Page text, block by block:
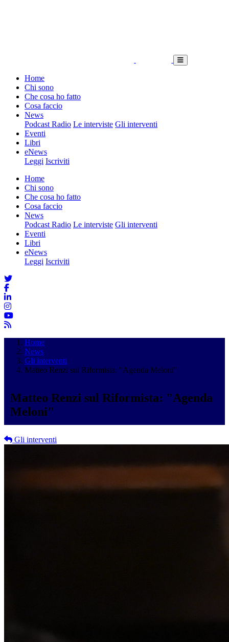
Home
Chi sono
Che cosa ho fatto
Cosa faccio
News
Podcast Radio Le interviste Gli interventi
Eventi
Libri
eNews
Leggi Iscriviti
Home
Chi sono
Che cosa ho fatto
Cosa faccio
News
Podcast Radio Le interviste Gli interventi
Eventi
Libri
eNews
Leggi Iscriviti
Home
News
Gli interventi
Matteo Renzi sul Riformista: "Agenda Meloni"
Matteo Renzi sul Riformista: "Agenda
Meloni"
Gli interventi